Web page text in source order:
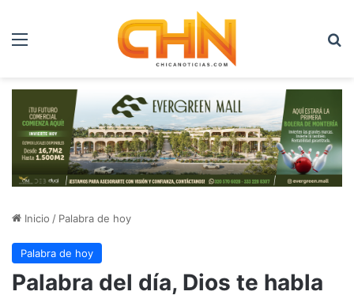
Menú
Inicio / Palabra de hoy
Palabra de hoy
Palabra del día, Dios te habla